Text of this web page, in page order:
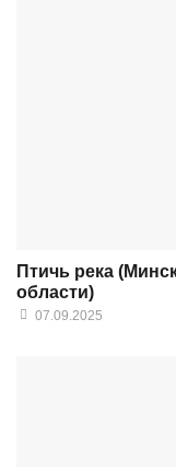
Птичь река
области)
07.09.2025